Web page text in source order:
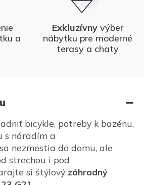
a
Exkluzívnyvýber
nábytku pre moderné
terasy a chaty
bicykle, potreby k bazénu,
s náradím a
nezmestia do domu, ale
strechou i pod
si štýlový záhradný